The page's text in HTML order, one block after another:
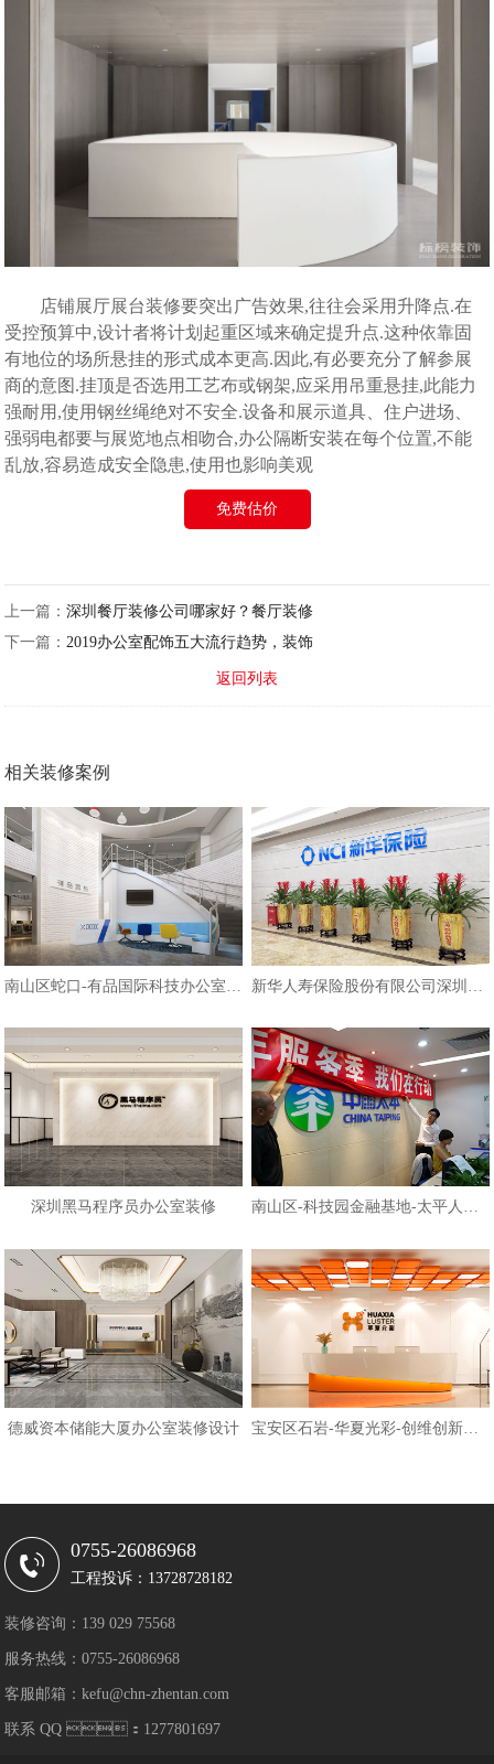
店铺展厅展台装修要突出广告效果,往往会采用升降点.在
受控预算中,设计者将计划起重区域来确定提升点.这种依靠固
有地位的场所悬挂的形式成本更高.因此,有必要充分了解参展
商的意图.挂顶是否选用工艺布或钢架,应采用吊重悬挂,此能力
强耐用,使用钢丝绳绝对不安全.设备和展示道具、住户进场、
强弱电都要与展览地点相吻合,办公隔断安装在每个位置,不能
乱放,容易造成安全隐患,使用也影响美观
免费估价
上一篇：深圳餐厅装修公司哪家好？餐厅装修
下一篇： 2019办公室配饰五大流行趋势，装饰
返回列表
相关装修案例
深圳黑马程序员办公室装修 南山区-科技园金融基地-太平人寿办
德威资本储能大厦办公室装修设计 宝安区石岩-华夏光彩-创维创新谷大
0755-26086968
工程投诉：13728728182
装修咨询：139 029 75568
服务热线：0755-26086968
客服邮箱：kefu@chn-zhentan.com
联系 QQ ：1277801697